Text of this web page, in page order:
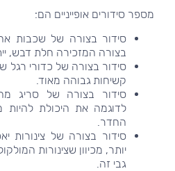
מספר סידורים אופייניים הם:
סידור בצורה של שכבות
בצורה המזכירה חלת דבש,
סידור בצורה של כדורי רגל
קשיחות גבוהה מאוד.
סידור בצורה של סריג
לדוגמה את היכולת להיות
החדר.
סידור בצורה של צינורות
יותר, מכיוון שצינורות
גבי זה.